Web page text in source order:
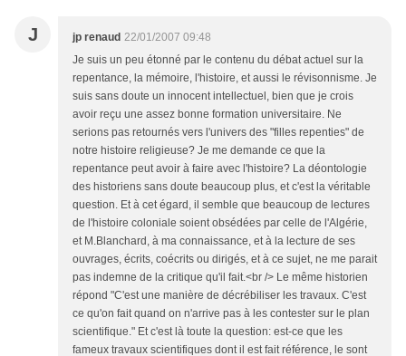
J jp renaud 22/01/2007 09:48
Je suis un peu étonné par le contenu du débat actuel sur la
repentance, la mémoire, l'histoire, et aussi le révisonnisme. Je
suis sans doute un innocent intellectuel, bien que je crois
avoir reçu une assez bonne formation universitaire. Ne
serions pas retournés vers l'univers des "filles repenties" de
notre histoire religieuse? Je me demande ce que la
repentance peut avoir à faire avec l'histoire? La déontologie
des historiens sans doute beaucoup plus, et c'est la véritable
question. Et à cet égard, il semble que beaucoup de lectures
de l'histoire coloniale soient obsédées par celle de l'Algérie,
et M.Blanchard, à ma connaissance, et à la lecture de ses
ouvrages, écrits, coécrits ou dirigés, et à ce sujet, ne me parait
pas indemne de la critique qu'il fait.<br /> Le même historien
répond "C'est une manière de décrébiliser les travaux. C'est
ce qu'on fait quand on n'arrive pas à les contester sur le plan
scientifique." Et c'est là toute la question: est-ce que les
fameux travaux scientifiques dont il est fait référence, le sont